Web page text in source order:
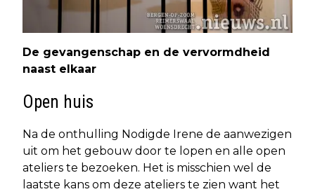
De gevangenschap en de vervormdheid
naast elkaar
Open huis
Na de onthulling Nodigde Irene de aanwezigen
uit om het gebouw door te lopen en alle open
ateliers te bezoeken. Het is misschien wel de
laatste kans om deze ateliers te zien want het